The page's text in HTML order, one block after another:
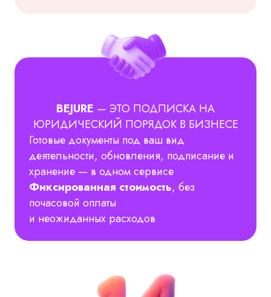
BEJURE — ЭТО ПОДПИСКА НА
ЮРИДИЧЕСКИЙ ПОРЯДОК В БИЗНЕСЕ
Готовые документы под ваш вид
деятельности, обновления, подписание и
хранение — в одном сервисе
Фиксированная стоимость, без
почасовой оплаты
и неожиданных расходов